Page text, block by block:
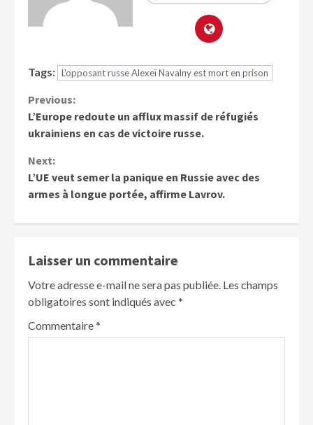
Tags: L'opposant russe Alexeï Navalny est mort en prison
Previous:
L’Europe redoute un afflux massif de réfugiés
ukrainiens en cas de victoire russe.
Next:
L’UE veut semer la panique en Russie avec des
armes à longue portée, affirme Lavrov.
Laisser un commentaire
Votre adresse e-mail ne sera pas publiée. Les champs
obligatoires sont indiqués avec *
Commentaire*